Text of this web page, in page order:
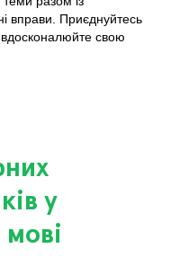
вправи. Приєднуйтесь
свою
у
мові